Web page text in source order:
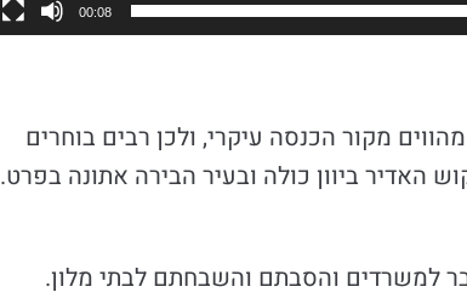
00:08
מקור הכנסה עיקרי, ולכן רבים בוחרים
האדיר ביוון כולה ובעיר הבירה אתונה בפרט.
למשרדים והסבתם והשבחתם לבתי מלון.